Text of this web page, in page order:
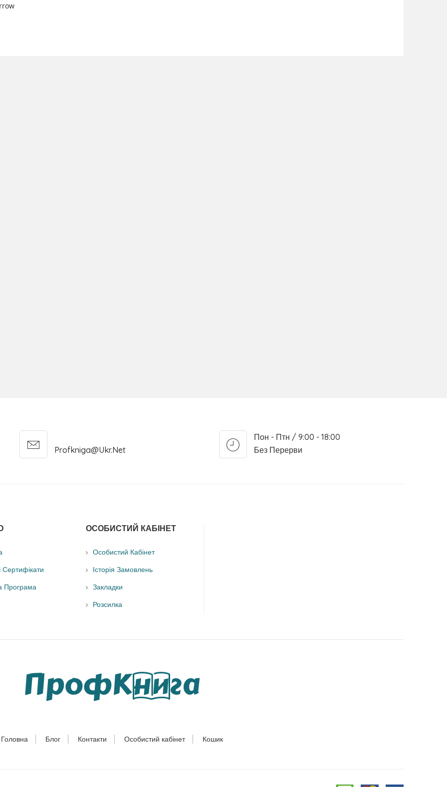
Marrow
Nodes
Profkniga@ukr.net
Пон - Птн / 9:00 - 18:00
Без Перерви
Сертифікати
Програма
ОСОБИСТИЙ КАБІНЕТ
Особистий Кабінет
Історія Замовлень
Закладки
Розсилка
Головна Блог Контакти Особистий кабінет Кошик